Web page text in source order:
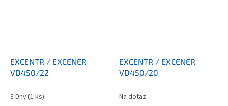
EXCENTR / EXCENER
VD450/22
3 Dny(1 ks)
EXCENTR / EXCENER
VD450/20
Na dotaz